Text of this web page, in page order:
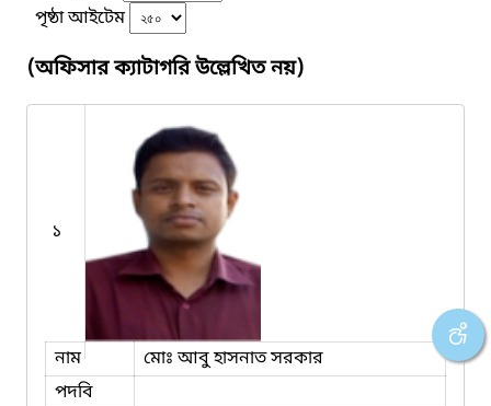
পৃষ্ঠা আইটেম
(অফিসার ক্যাটাগরি উল্লেখিত নয়)
১
নাম
মোঃ আবু হাসনাত সরকার
পদবি